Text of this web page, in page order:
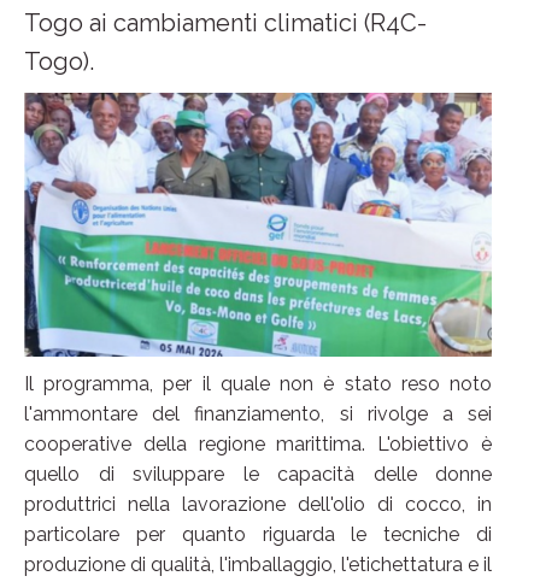
Togo ai cambiamenti climatici (R4C-
Togo).
Il programma, per il quale non è stato reso noto
l'ammontare del finanziamento, si rivolge a sei
cooperative della regione marittima. L'obiettivo è
quello di sviluppare le capacità delle donne
produttrici nella lavorazione dell'olio di cocco, in
particolare per quanto riguarda le tecniche di
produzione di qualità, l'imballaggio, l'etichettatura e il